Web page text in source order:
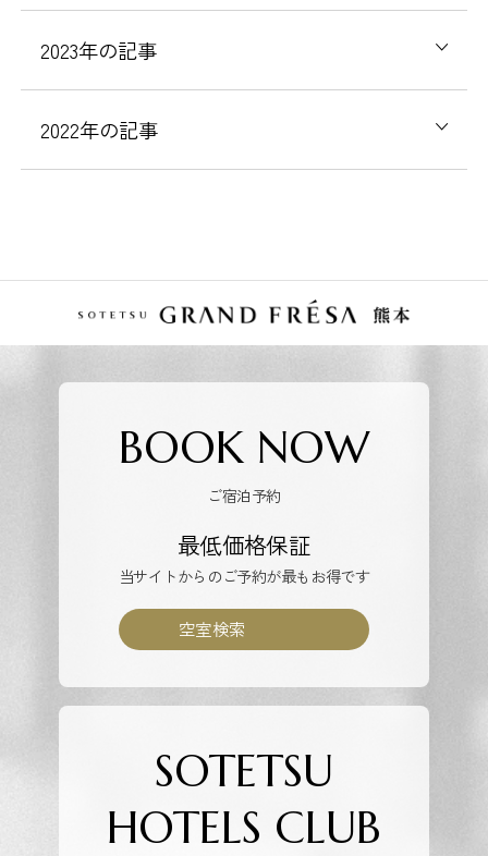
2023年の記事
2022年の記事
BOOK NOW
ご宿泊予約
最低価格保証
当サイトからのご予約が最もお得です
空室検索
SOTETSU
HOTELS CLUB